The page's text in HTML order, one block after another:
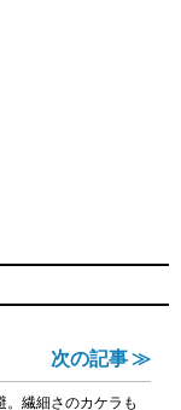
次の記事 ≫
。繊細さのカケラも